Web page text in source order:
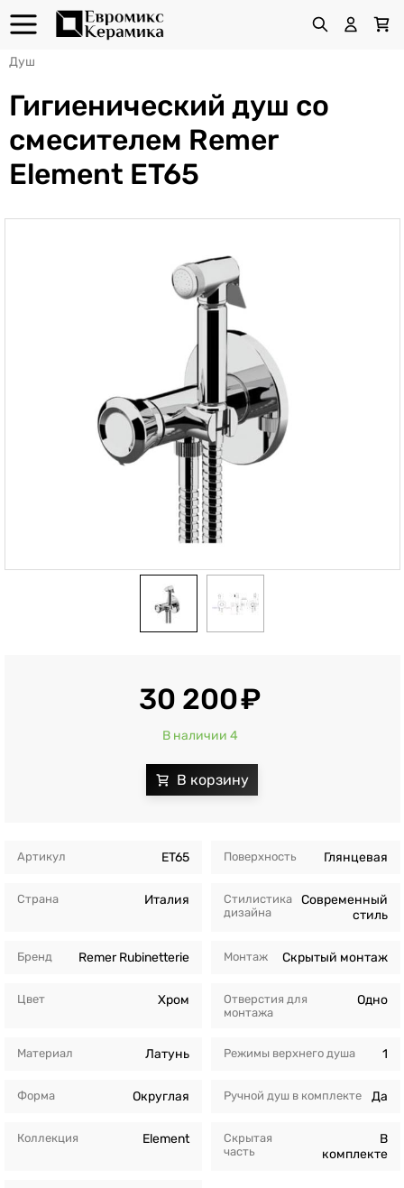
Душ
Гигиенический душ со
смесителем Remer
Element ET65
Артикул ET65
Страна Италия
Бренд Remer Rubinetterie
Цвет Хром
Материал Латунь
Форма Округлая
Коллекция Element
Поверхность Глянцевая
Стилистика
дизайна
Современный
стиль
Монтаж Скрытый монтаж
Отверстия для
монтажа
Одно
Режимы верхнего душа 1
Ручной душ в комплекте Да
Скрытая
часть
В
комплекте
30 200
В наличии 4